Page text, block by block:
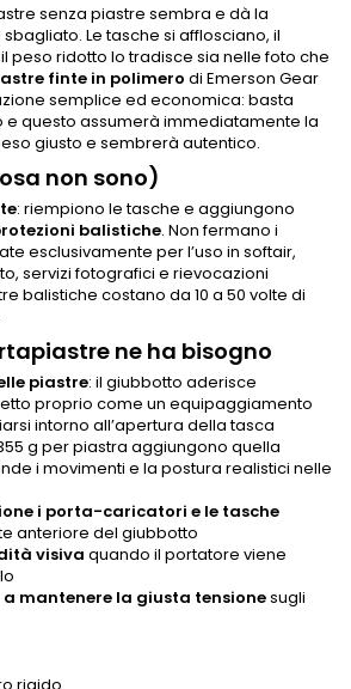
senza piastre sembra e dà la
Le tasche si afflosciano, il
peso ridotto lo tradisce sia nelle foto che
finte in polimero di Emerson Gear
semplice ed economica: basta
e questo assumerà immediatamente la
giusto e sembrerà autentico.
non sono)
: riempiono le tasche e aggiungono
balistiche. Non fermano i
esclusivamente per l’uso in softair,
servizi fotografici e rievocazioni
balistiche costano da 10 a 50 volte di
ne ha bisogno
piastre: il giubbotto aderisce
proprio come un equipaggiamento
intorno all’apertura della tasca
g per piastra aggiungono quella
i movimenti e la postura realistici nelle
i porta-caricatori e le tasche
anteriore del giubbotto
visiva quando il portatore viene
mantenere la giusta tensionesugli